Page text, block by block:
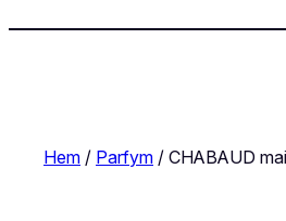
Hem / Parfym / CHABAUD